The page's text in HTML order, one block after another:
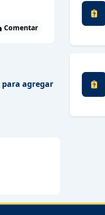
Comentar
para agregar